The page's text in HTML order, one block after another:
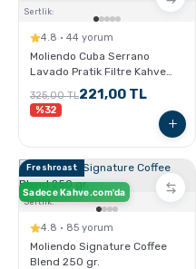
Sertlik:
4.8 · 44 yorum
Moliendo Cuba Serrano
Lavado Pratik Filtre Kahve
325,00 TL221,00 TL
%32
Freshroast
Sertlik:
Sadece Kahve.com'da
4.8 · 85 yorum
Moliendo Signature Coffee
Blend 250 gr.